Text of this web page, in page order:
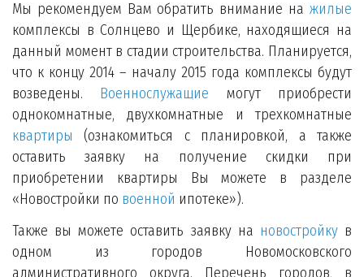
Мы рекомендуем Вам обратить внимание на жилые
комплексы в Солнцево и Щербике, находящиеся на
данный момент в стадии строительства. Планируется,
что к концу 2014 – началу 2015 года комплексы будут
возведены. Военнослужащие могут приобрести
однокомнатные, двухкомнатные и трехкомнатные
квартиры (ознакомиться с планировкой, а также
оставить заявку на получение скидки при
приобретении квартиры Вы можете в разделе
«Новостройки по военной ипотеке»).
Также вы можете оставить заявку на новостройкув
одном из городов Новомосковского
административного округа. Перечень городов, в